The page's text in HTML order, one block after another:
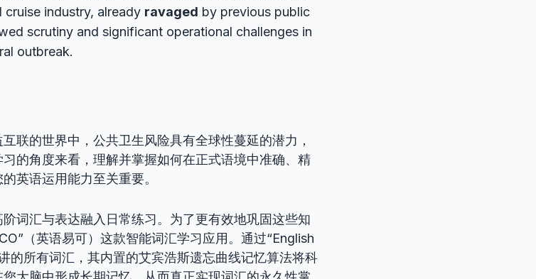
cruise industry, already ravaged by previous public
scrutiny and significant operational challenges in
outbreak.
联的世界中，公共卫生风险具有全球性蔓延的潜力，
的角度来看，理解并掌握如何在正式语境中准确、精
英语运用能力至关重要。
词汇与表达融入日常练习。为了更有效地巩固这些知
（英语易可）这款智能词汇学习应用。通过“English
的所有词汇，其内置的艾宾浩斯遗忘曲线记忆算法将科